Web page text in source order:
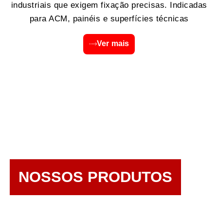
industriais que exigem fixação precisas. Indicadas
para ACM, painéis e superfícies técnicas
Ver mais
NOSSOS PRODUTOS